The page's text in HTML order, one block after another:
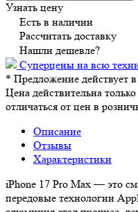
Узнать цену
Есть в наличии
Рассчитать доставку
Нашли дешевле?
Суперцены на всю
* Предложение действует
Цена действительна
отличаться от цен в
Описание
Отзывы
Характеристики
iPhone 17 Pro Max — это
передовые технологии